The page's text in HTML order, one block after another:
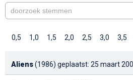
0,5 1,0 1,5 2,0 2,5 3,0 3,5
Aliens(1986) geplaatst: 25 maart